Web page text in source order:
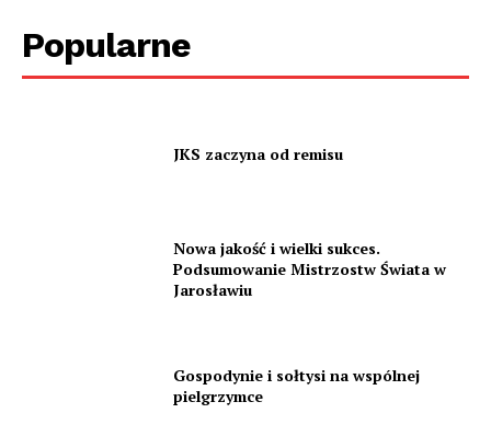
Popularne
JKS zaczyna od remisu
Nowa jakość i wielki sukces.
Podsumowanie Mistrzostw Świata w
Jarosławiu
Gospodynie i sołtysi na wspólnej
pielgrzymce